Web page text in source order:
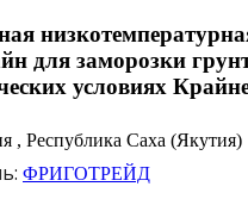
для заморозки
условиях
, Республика Саха (Якутия)
ФРИГОТРЕЙД